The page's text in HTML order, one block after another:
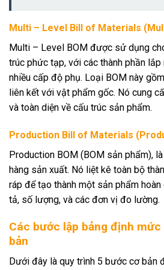
Multi – Level Bill of Materials
Multi – Level BOM được sử dụng
trúc phức tạp, với các thành phần
nhiều cấp độ phụ. Loại BOM này
liên kết với vật phẩm gốc. Nó cung
và toàn diện về cấu trúc sản phẩm.
Production Bill of Materials
Production BOM (BOM sản phẩm),
hàng sản xuất. Nó liệt kê toàn bộ
ráp để tạo thành một sản phẩm
tả, số lượng, và các đơn vị đo lường.
Các bước lập bảng định
bản
Dưới đây là quy trình 5 bước cơ bản